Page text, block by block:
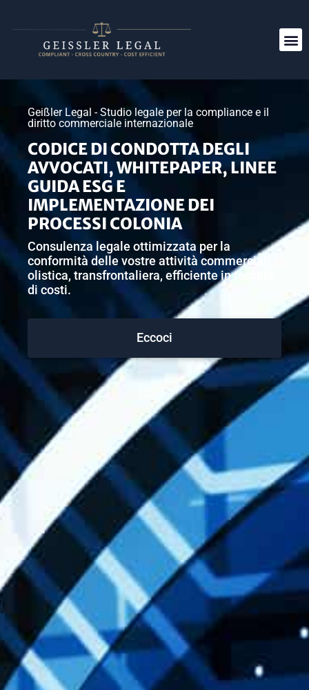
Geißler Legal - Studio legale per la compliance e il
diritto commerciale internazionale
CODICE DI CONDOTTA DEGLI
AVVOCATI, WHITEPAPER, LINEE
GUIDA ESG E
IMPLEMENTAZIONE DEI
PROCESSI COLONIA
Consulenza legale ottimizzata per la
conformità delle vostre attività commerciali -
olistica, transfrontaliera, efficiente in termini
di costi.
Eccoci